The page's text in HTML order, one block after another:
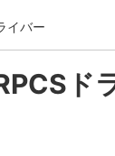
イバー
ド